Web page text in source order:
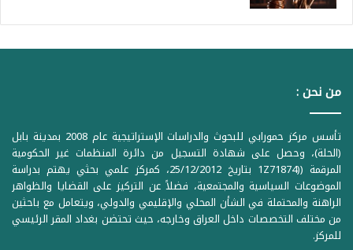
من نحن :
تأسس مركز حمورابي للبحوث والدراسات الإستراتيجية عام 2008 بمدينة بابل
(الحلة)، وحصل على شهادة التسجيل من دائرة المنظمات غير الحكومية
المرقمة ((1Z71874 بتاريخ 25/12/2012، كمركز علمي بحثي يهتم بدراسة
الموضوعات السياسية والمجتمعية، فضلاً عن التركيز على القضايا والظواهر
الراهنة والمحتملة في الشأن المحلي والإقليمي والدولي، ويتعامل مع باحثين
من مختلف التخصصات داخل العراق وخارجه، حيث تحتضن بغداد المقر الرئيسي
للمركز.